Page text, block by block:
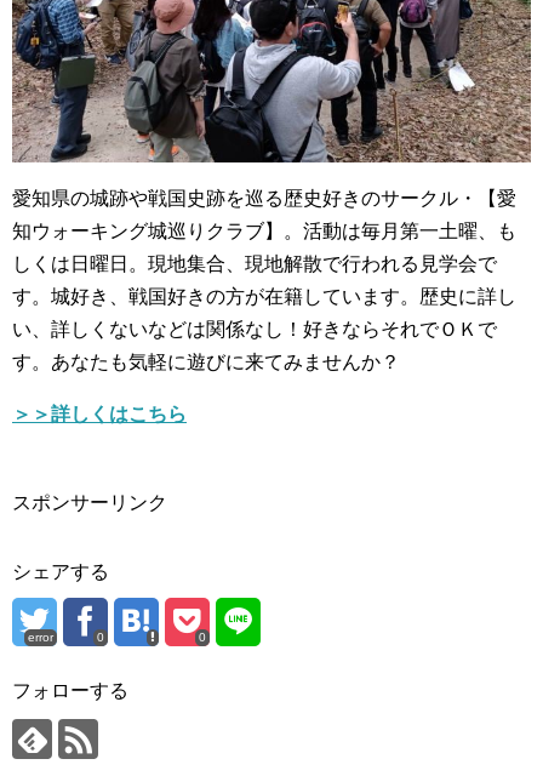
愛知県の城跡や戦国史跡を巡る歴史好きのサークル・【愛
知ウォーキング城巡りクラブ】。活動は毎月第一土曜、も
しくは日曜日。現地集合、現地解散で行われる見学会で
す。城好き、戦国好きの方が在籍しています。歴史に詳し
い、詳しくないなどは関係なし！好きならそれでＯＫで
す。あなたも気軽に遊びに来てみませんか？
＞＞詳しくはこちら
スポンサーリンク
シェアする
error 0 0
フォローする